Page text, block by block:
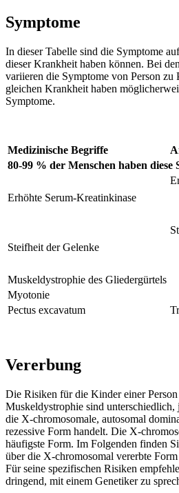
Symptome
In dieser Tabelle sind die Symptome
dieser Krankheit haben können. Bei
variieren die Symptome von Person zu
gleichen Krankheit haben
Symptome.
Medizinische Begriffe
80-99 % der Menschen haben diese
Erhöhte Serum-Kreatinkinase
Steifheit der Gelenke
Muskeldystrophie des Gliedergürtels
Myotonie
Pectus excavatum
Vererbung
Die Risiken für die Kinder einer
Muskeldystrophie sind unterschiedlich,
die X-chromosomale, autosomal
rezessive Form handelt. Die X-
häufigste Form. Im Folgenden finden
über die X-chromosomal vererbte
Für seine spezifischen Risiken
dringend, mit einem Genetiker zu